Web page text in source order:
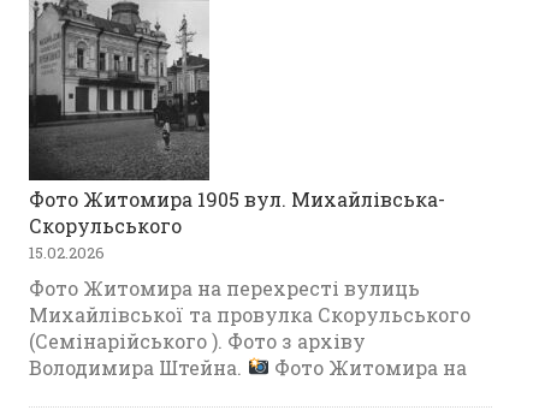
Фото Житомира 1905 вул. Михайлівська-
Скорульського
15.02.2026
Фото Житомира на перехресті вулиць
Михайлівської та провулка Скорульського
(Семінарійського ). Фото з архіву
Володимира Штейна.
Фото Житомира на